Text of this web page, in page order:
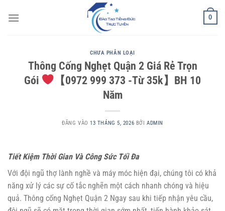
qua
0
CHƯA PHÂN LOẠI
Thông Cống Nghẹt Quận 2 Giá Rẻ Trọn
Gói
【0972 999 373 -Từ 35k】BH 10
Năm
ĐĂNG VÀO13 THÁNG 5, 2026 BỞI ADMIN
Tiết Kiệm Thời Gian Và Công Sức Tối Đa
Với đội ngũ thợ lành nghề và máy móc hiện đại, chúng tôi có khả
năng xử lý các sự cố tắc nghẽn một cách nhanh chóng và hiệu
quả. Thông cống Nghẹt Quận 2 Ngay sau khi tiếp nhận yêu cầu,